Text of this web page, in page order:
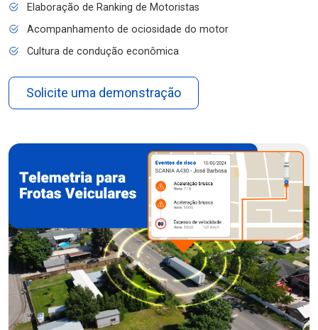
Elaboração de Ranking de Motoristas
Acompanhamento de ociosidade do motor
Cultura de condução econômica
Solicite uma demonstração